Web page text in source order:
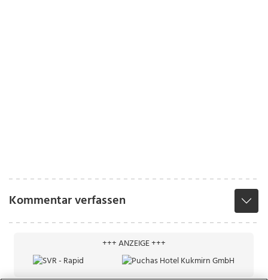
Kommentar verfassen
+++ ANZEIGE +++